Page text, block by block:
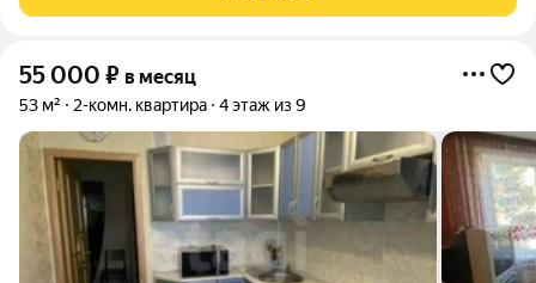
55 000 ₽ в месяц
53 м² 2-комн. квартира 4 этаж из 9